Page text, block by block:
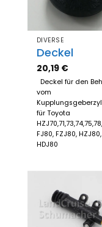
DIVERSE
Deckel
20,19 €
Deckel für den
vom
für Toyota
FJ80, FZJ80, HZJ80,
HDJ80